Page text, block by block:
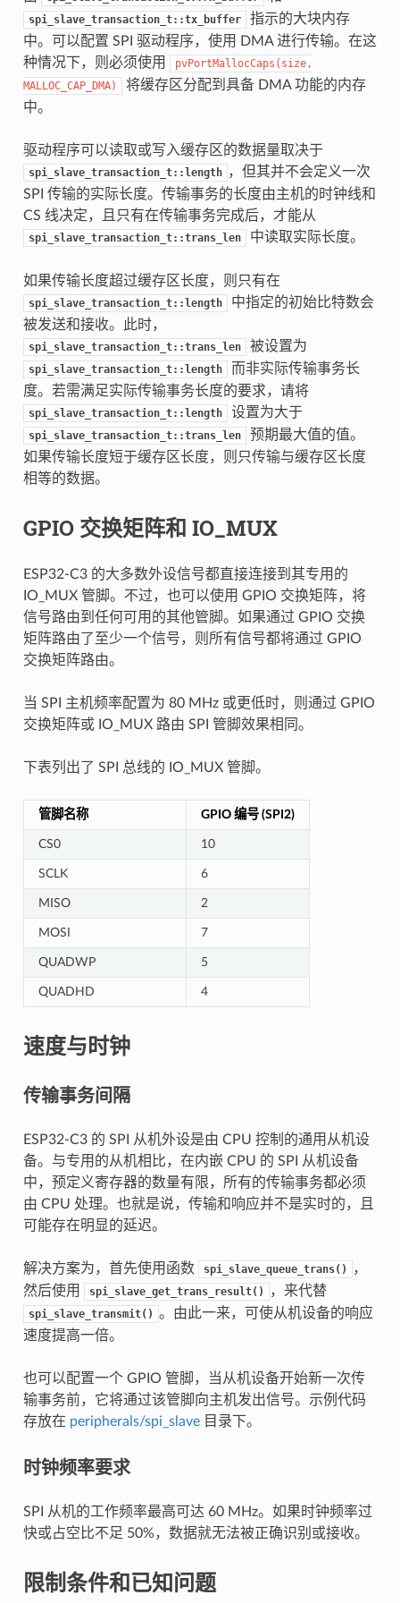
spi_slave_transaction_t::tx_buffer
指示的大块内存
中。可以配置 SPI 驱动程序，使用 DMA 进行传输。在这
种情况下，则必须使用
pvPortMallocCaps(size,
MALLOC_CAP_DMA)
将缓存区分配到具备 DMA 功能的内存
中。
驱动程序可以读取或写入缓存区的数据量取决于
spi_slave_transaction_t::length ，但其并不会定义一次
SPI 传输的实际长度。传输事务的长度由主机的时钟线和
CS 线决定，且只有在传输事务完成后，才能从
spi_slave_transaction_t::trans_len 中读取实际长度。
如果传输长度超过缓存区长度，则只有在
spi_slave_transaction_t::length
中指定的初始比特数会
被发送和接收。此时，
spi_slave_transaction_t::trans_len 被设置为
spi_slave_transaction_t::length
而非实际传输事务长
度。若需满足实际传输事务长度的要求，请将
spi_slave_transaction_t::length 设置为大于
spi_slave_transaction_t::trans_len
预期最大值的值。
如果传输长度短于缓存区长度，则只传输与缓存区长度
相等的数据。
GPIO 交换矩阵和 IO_MUX
ESP32-C3 的大多数外设信号都直接连接到其专用的
IO_MUX 管脚。不过，也可以使用 GPIO 交换矩阵，将
信号路由到任何可用的其他管脚。如果通过 GPIO 交换
矩阵路由了至少一个信号，则所有信号都将通过 GPIO
交换矩阵路由。
当 SPI 主机频率配置为 80 MHz 或更低时，则通过 GPIO
交换矩阵或 IO_MUX 路由 SPI 管脚效果相同。
下表列出了 SPI 总线的 IO_MUX 管脚。
管脚名称 GPIO 编号 (SPI2)
CS0 10
SCLK 6
MISO 2
MOSI 7
QUADWP 5
QUADHD 4
速度与时钟
传输事务间隔
ESP32-C3 的 SPI 从机外设是由 CPU 控制的通用从机设
备。与专用的从机相比，在内嵌 CPU 的 SPI 从机设备
中，预定义寄存器的数量有限，所有的传输事务都必须
由 CPU 处理。也就是说，传输和响应并不是实时的，且
可能存在明显的延迟。
解决方案为，首先使用函数 spi_slave_queue_trans()
，
然后使用
spi_slave_get_trans_result() ，来代替
spi_slave_transmit() 。由此一来，可使从机设备的响应
速度提高一倍。
也可以配置一个 GPIO 管脚，当从机设备开始新一次传
输事务前，它将通过该管脚向主机发出信号。示例代码
存放在 peripherals/spi_slave目录下。
时钟频率要求
SPI 从机的工作频率最高可达 60 MHz。如果时钟频率过
快或占空比不足 50%，数据就无法被正确识别或接收。
限制条件和已知问题